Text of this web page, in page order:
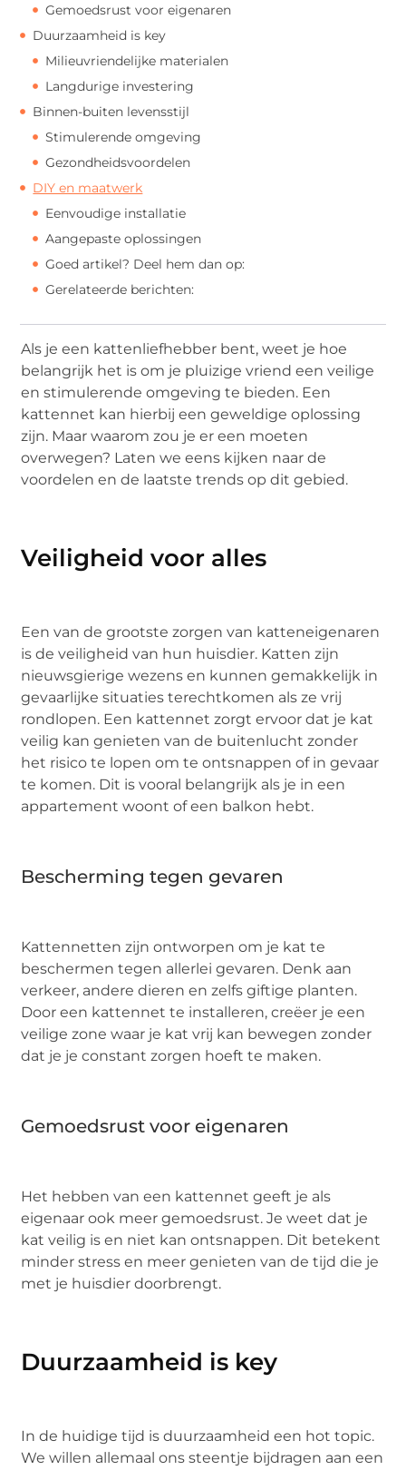
Gemoedsrust voor eigenaren
Duurzaamheid is key
Milieuvriendelijke materialen
Langdurige investering
Binnen-buiten levensstijl
Stimulerende omgeving
Gezondheidsvoordelen
DIY en maatwerk
Eenvoudige installatie
Aangepaste oplossingen
Goed artikel? Deel hem dan op:
Gerelateerde berichten:
Als je een kattenliefhebber bent, weet je hoe
belangrijk het is om je pluizige vriend een veilige
en stimulerende omgeving te bieden. Een
kattennet kan hierbij een geweldige oplossing
zijn. Maar waarom zou je er een moeten
overwegen? Laten we eens kijken naar de
voordelen en de laatste trends op dit gebied.
Veiligheid voor alles
Een van de grootste zorgen van katteneigenaren
is de veiligheid van hun huisdier. Katten zijn
nieuwsgierige wezens en kunnen gemakkelijk in
gevaarlijke situaties terechtkomen als ze vrij
rondlopen. Een kattennet zorgt ervoor dat je kat
veilig kan genieten van de buitenlucht zonder
het risico te lopen om te ontsnappen of in gevaar
te komen. Dit is vooral belangrijk als je in een
appartement woont of een balkon hebt.
Bescherming tegen gevaren
Kattennetten zijn ontworpen om je kat te
beschermen tegen allerlei gevaren. Denk aan
verkeer, andere dieren en zelfs giftige planten.
Door een kattennet te installeren, creëer je een
veilige zone waar je kat vrij kan bewegen zonder
dat je je constant zorgen hoeft te maken.
Gemoedsrust voor eigenaren
Het hebben van een kattennet geeft je als
eigenaar ook meer gemoedsrust. Je weet dat je
kat veilig is en niet kan ontsnappen. Dit betekent
minder stress en meer genieten van de tijd die je
met je huisdier doorbrengt.
Duurzaamheid is key
In de huidige tijd is duurzaamheid een hot topic.
We willen allemaal ons steentje bijdragen aan een